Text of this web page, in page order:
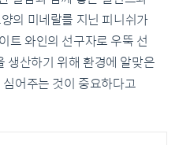
의 미네랄를 지닌 피니쉬가
트 와인의 선구자로 우뚝 선
생산하기 위해 환경에 알맞은
어주는 것이 중요하다고